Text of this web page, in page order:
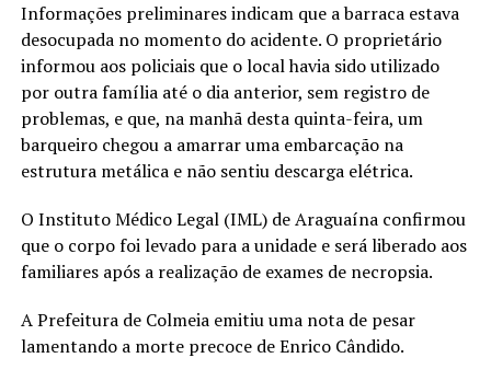
Informações preliminares indicam que a barraca estava
desocupada no momento do acidente. O proprietário
informou aos policiais que o local havia sido utilizado
por outra família até o dia anterior, sem registro de
problemas, e que, na manhã desta quinta-feira, um
barqueiro chegou a amarrar uma embarcação na
estrutura metálica e não sentiu descarga elétrica.
O Instituto Médico Legal (IML) de Araguaína confirmou
que o corpo foi levado para a unidade e será liberado aos
familiares após a realização de exames de necropsia.
A Prefeitura de Colmeia emitiu uma nota de pesar
lamentando a morte precoce de Enrico Cândido.